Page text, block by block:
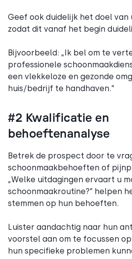
Geef ook duidelijk het doel van
zodat dit vanaf het begin
Bijvoorbeeld: „Ik bel om te
professionele
een vlekkeloze en gezonde
huis/bedrijf te handhaven.”
#2 Kwalificatie en
behoeftenanalyse
Betrek de prospect door te
schoonmaakbehoeften of
„Welke uitdagingen ervaart u
schoonmaakroutine?” helpen
stemmen op hun behoeften.
Luister aandachtig naar hun
voorstel aan om te focussen
hun specifieke problemen